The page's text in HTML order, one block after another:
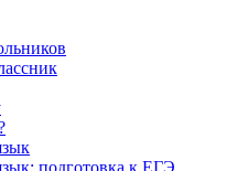
подготовка к ЕГЭ